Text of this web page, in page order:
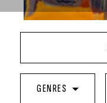
GENRES